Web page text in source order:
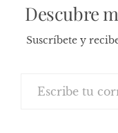
Descubre
Suscríbete y